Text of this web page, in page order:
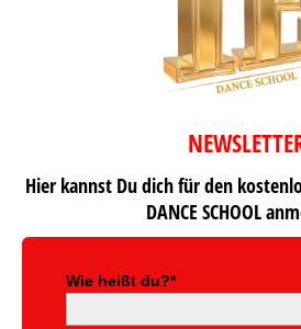
Hier kannst Du dich für den
DANCE SCHOOL